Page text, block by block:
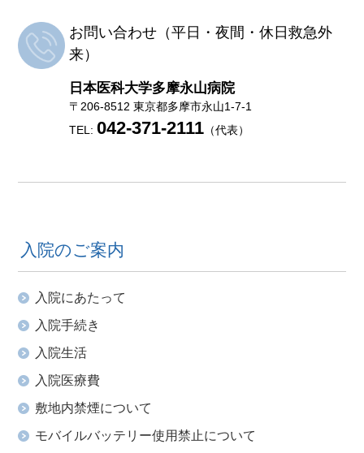
お問い合わせ（平日・夜間・休日救急外
来）
日本医科大学多摩永山病院
〒206-8512 東京都多摩市永山1-7-1
TEL:042-371-2111 （代表）
入院のご案内
入院にあたって
入院手続き
入院生活
入院医療費
敷地内禁煙について
モバイルバッテリー使用禁止について